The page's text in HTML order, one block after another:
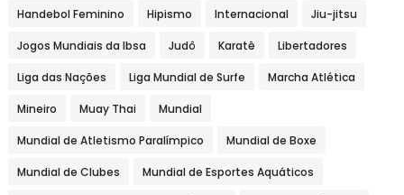
Handebol Feminino Hipismo Internacional Jiu-jitsu
Jogos Mundiais da Ibsa Judô Karatê Libertadores
Liga das Nações Liga Mundial de Surfe Marcha Atlética
Mineiro Muay Thai Mundial
Mundial de Atletismo Paralímpico Mundial de Boxe
Mundial de Clubes Mundial de Esportes Aquáticos